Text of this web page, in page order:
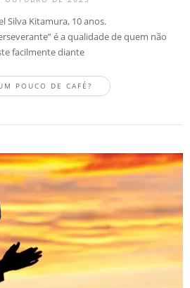
Silva Kitamura, 10 anos.
é a qualidade de quem não
facilmente diante
POUCO DE CAFÉ?